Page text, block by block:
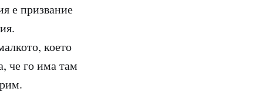
е призвание
което
че го има там